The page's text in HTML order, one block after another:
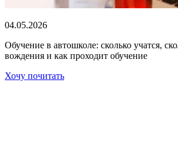
04.05.2026
Обучение в автошколе: сколько учатся,
вождения и как проходит обучение
Хочу почитать